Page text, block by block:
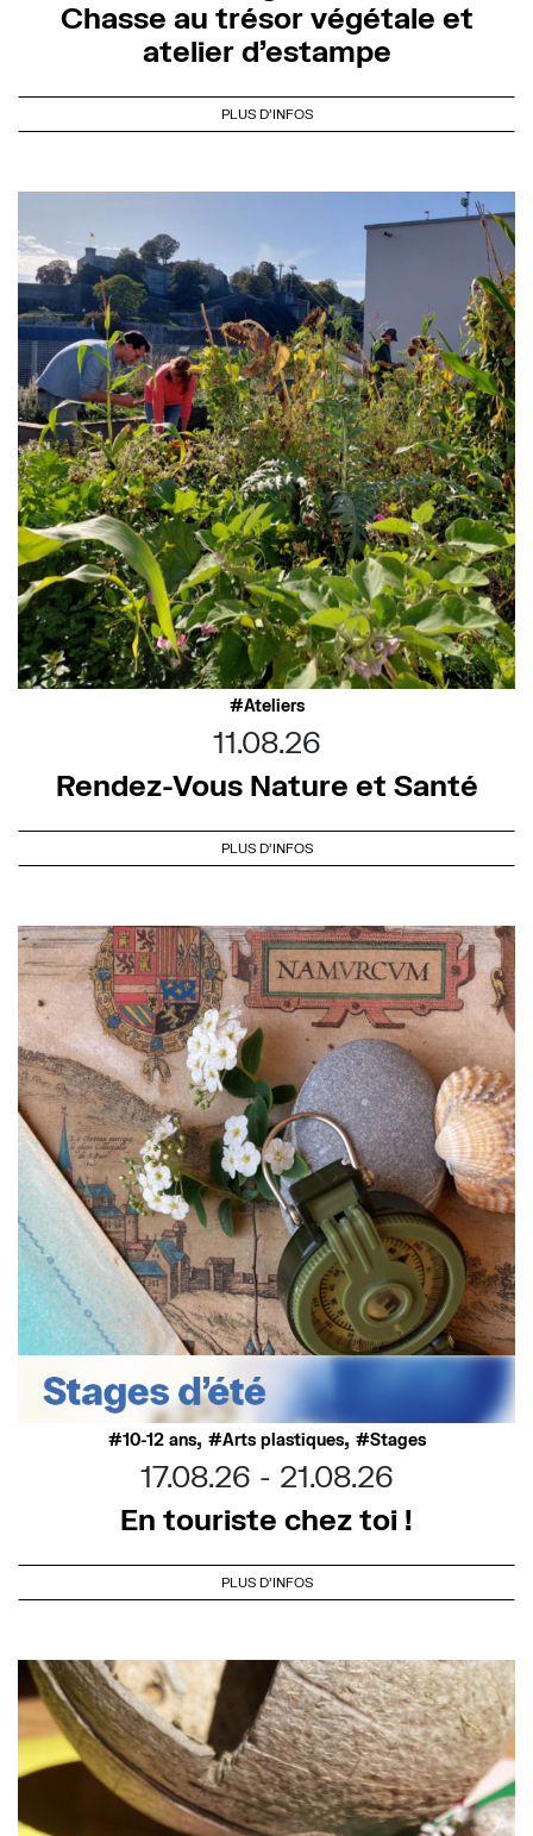
Chasse au trésor végétale et
atelier d’estampe
PLUS D'INFOS
Ateliers
11.08.26
Rendez-Vous Nature et Santé
PLUS D'INFOS
10-12 ans, Arts plastiques, Stages
17.08.26
21.08.26
En touriste chez toi !
PLUS D'INFOS